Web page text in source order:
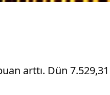
arttı. Dün